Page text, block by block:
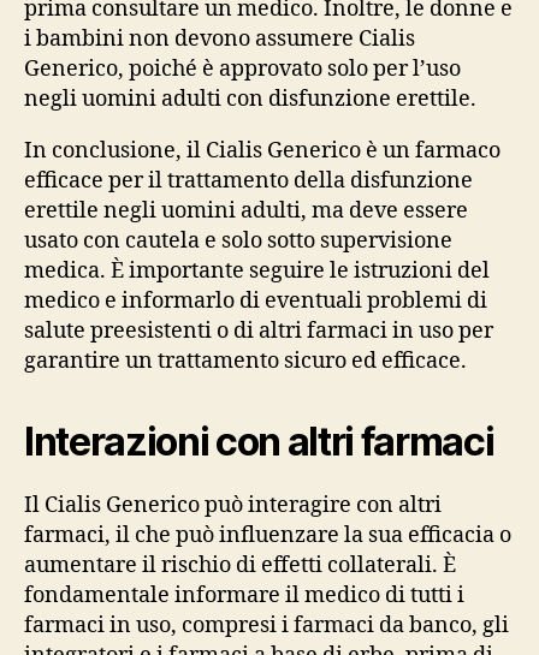
prima consultare un medico. Inoltre, le donne e
i bambini non devono assumere Cialis
Generico, poiché è approvato solo per l’uso
negli uomini adulti con disfunzione erettile.
In conclusione, il Cialis Generico è un farmaco
efficace per il trattamento della disfunzione
erettile negli uomini adulti, ma deve essere
usato con cautela e solo sotto supervisione
medica. È importante seguire le istruzioni del
medico e informarlo di eventuali problemi di
salute preesistenti o di altri farmaci in uso per
garantire un trattamento sicuro ed efficace.
Interazioni con altri farmaci
Il Cialis Generico può interagire con altri
farmaci, il che può influenzare la sua efficacia o
aumentare il rischio di effetti collaterali. È
fondamentale informare il medico di tutti i
farmaci in uso, compresi i farmaci da banco, gli